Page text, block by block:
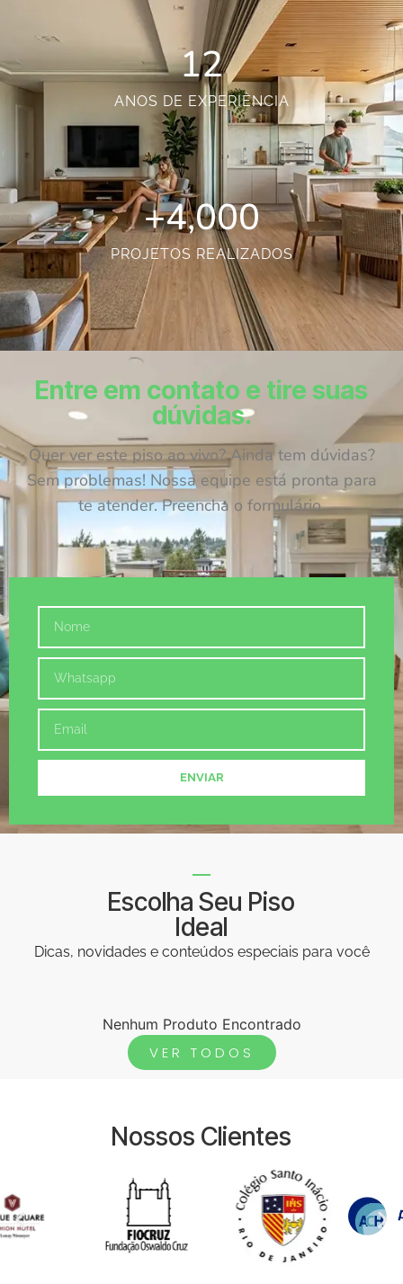
ANOS DE EXPERIÊNCIA
12
PROJETOS REALIZADOS
+4,000
Entre em contato e tire suas
dúvidas.
Quer ver este piso ao vivo? Ainda tem dúvidas?
Sem problemas! Nossa equipe está pronta para
te atender. Preencha o formulário.
ENVIAR
Escolha Seu Piso
Ideal
Dicas, novidades e conteúdos especiais para você
Nenhum Produto Encontrado
VER TODOS
Nossos Clientes